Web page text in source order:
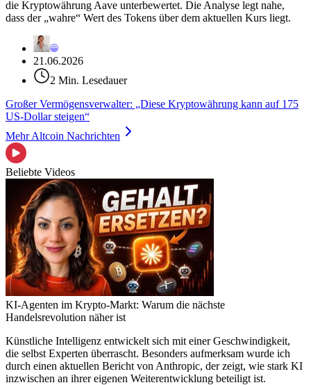
die Kryptowährung Aave unterbewertet. Die Analyse legt nahe,
dass der „wahre“ Wert des Tokens über dem aktuellen Kurs liegt.
21.06.2026
2 Min. Lesedauer
Großer Vermögensverwalter: „Diese Kryptowährung kann auf 175
US-Dollar steigen“
Mehr Altcoin Nachrichten
Beliebte Videos
KI-Agenten im Krypto-Markt: Warum die nächste
Handelsrevolution näher ist
Künstliche Intelligenz entwickelt sich mit einer Geschwindigkeit,
die selbst Experten überrascht. Besonders aufmerksam wurde ich
durch einen aktuellen Bericht von Anthropic, der zeigt, wie stark KI
inzwischen an ihrer eigenen Weiterentwicklung beteiligt ist.